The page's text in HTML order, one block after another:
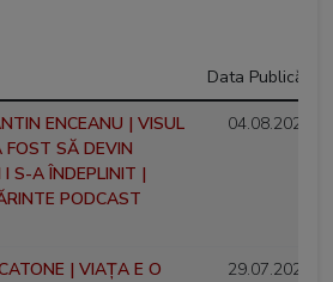
Data Publicării
ENCEANU | VISUL
FOST SĂ DEVIN
S-A ÎNDEPLINIT |
PODCAST
04.08.2026
| VIAȚA E O
29.07.2026